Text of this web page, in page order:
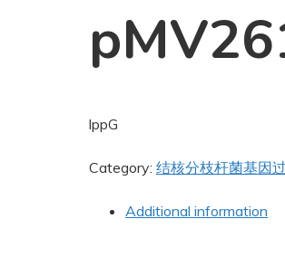
lppG
Category: 结核分枝杆菌基因
Additional information